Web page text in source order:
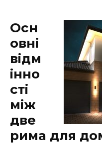
Осн
овні
відм
інно
сті
між
две
рима для